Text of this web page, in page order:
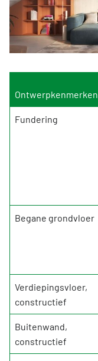
Ontwerpkenmerken
Fundering
Begane grondvloer
Verdiepingsvloer,
constructief
Buitenwand,
constructief